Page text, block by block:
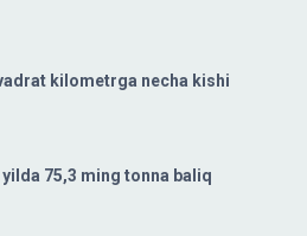
kilometrga necha kishi
75,3 ming tonna baliq